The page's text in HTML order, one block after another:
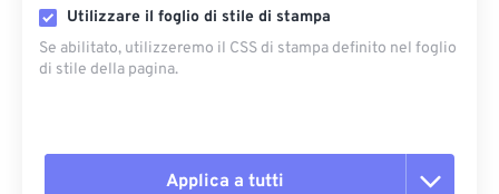
Utilizzare il foglio di stile di stampa
Se abilitato, utilizzeremo il CSS di stampa definito nel foglio
di stile della pagina.
Applica a tutti